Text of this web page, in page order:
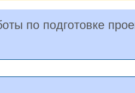
по подготовке